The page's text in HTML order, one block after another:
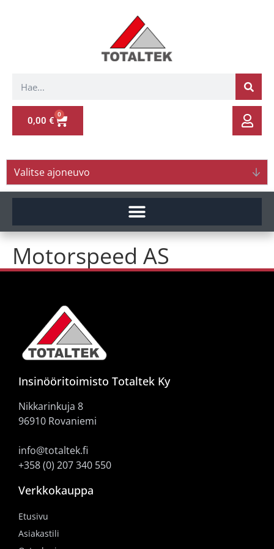
0,00 €
0
Valitse ajoneuvo
Motorspeed AS
Insinööritoimisto Totaltek Ky
Nikkarinkuja 8
96910 Rovaniemi
info@totaltek.fi
+358 (0) 207 340 550
Verkkokauppa
Etusivu
Asiakastili